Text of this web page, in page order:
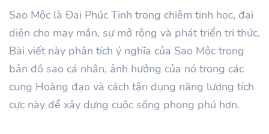
Sao Mộc là Đại Phúc Tinh trong chiêm tinh học, đại
diện cho may mắn, sự mở rộng và phát triển tri thức.
Bài viết này phân tích ý nghĩa của Sao Mộc trong
bản đồ sao cá nhân, ảnh hưởng của nó trong các
cung Hoàng đạo và cách tận dụng năng lượng tích
cực này để xây dựng cuộc sống phong phú hơn.